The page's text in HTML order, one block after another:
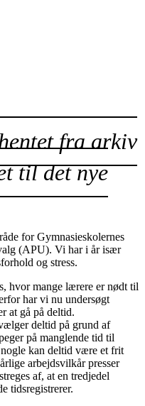
fra arkiv
til det nye
for Gymnasieskolernes
(APU). Vi har i år især
og stress.
hvor mange lærere er nødt til
har vi nu undersøgt
at gå på deltid.
deltid på grund af
på manglende tid til
kan deltid være et frit
arbejdsvilkår presser
af, at en tredjedel
tidsregistrerer.